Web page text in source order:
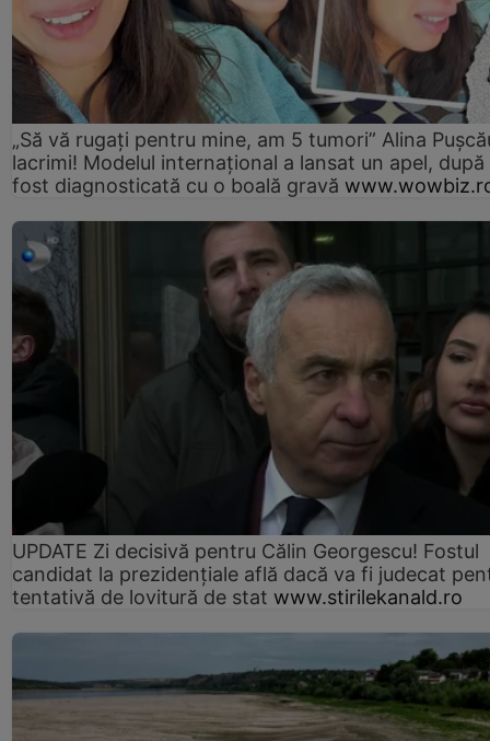
„Să vă rugați pentru mine, am 5 tumori” Alina
lacrimi! Modelul internațional a lansat un apel, după
fost diagnosticată cu o boală gravă
UPDATE Zi decisivă pentru Călin Georgescu! Fostul
candidat la prezidențiale află dacă va fi judecat
tentativă de lovitură de stat www.stirilekanald.ro